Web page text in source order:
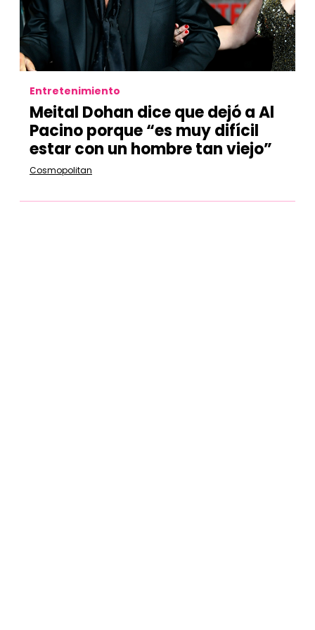
Entretenimiento
Meital Dohan dice que dejó a Al
Pacino porque “es muy difícil
estar con un hombre tan viejo”
Cosmopolitan